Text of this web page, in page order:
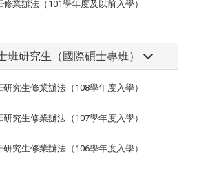
業辦法（101學年度及以前入學）
班研究生（國際碩士專班）
研究生修業辦法（108學年度入學）
研究生修業辦法（107學年度入學）
研究生修業辦法（106學年度入學）